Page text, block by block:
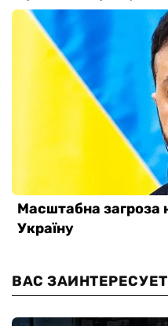
ВАС ЗАИНТЕРЕСУЕТ